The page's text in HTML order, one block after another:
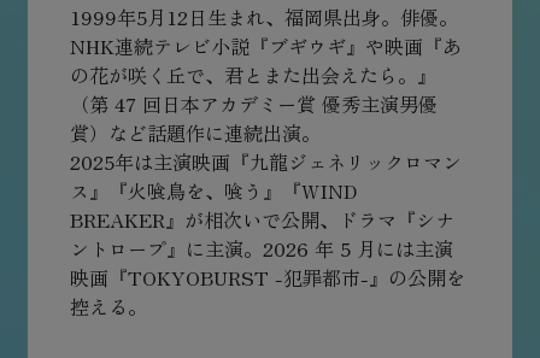
1999年5月12日生まれ、福岡県出身。俳優。
NHK連続テレビ小説『ブギウギ』や映画『あ
の花が咲く丘で、君とまた出会えたら。』
（第 47 回日本アカデミー賞 優秀主演男優
賞）など話題作に連続出演。
2025年は主演映画『九龍ジェネリックロマン
ス』『火喰鳥を、喰う』『WIND
BREAKER』が相次いで公開、ドラマ『シナ
ントロープ』に主演。2026 年 5 月には主演
映画『TOKYOBURST -犯罪都市-』の公開を
控える。